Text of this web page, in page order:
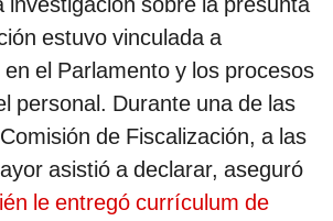
estuvo vinculada a
el Parlamento y los procesos
personal. Durante una de las
de Fiscalización, a las
asistió a declarar, aseguró
le entregó currículum de